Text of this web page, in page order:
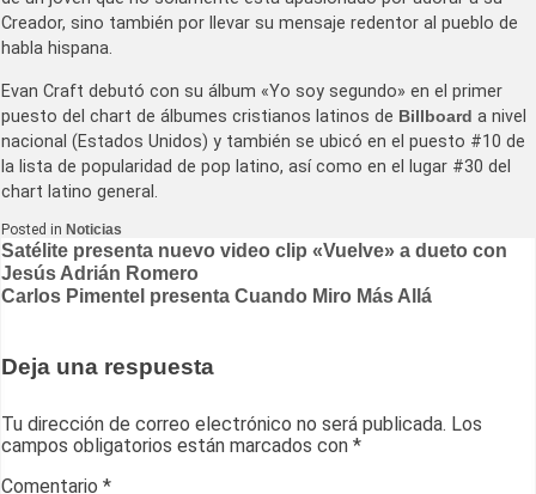
Creador, sino también por llevar su mensaje redentor al pueblo de
habla hispana.
Evan Craft debutó con su álbum «Yo soy segundo» en el primer
puesto del chart de álbumes cristianos latinos de Billboard a nivel
nacional (Estados Unidos) y también se ubicó en el puesto #10 de
la lista de popularidad de pop latino, así como en el lugar #30 del
chart latino general.
Posted in Noticias
Navegación
de
Satélite presenta nuevo video clip «Vuelve» a dueto con
Jesús Adrián Romero
Carlos Pimentel presenta Cuando Miro Más Allá
Deja una respuesta
Tu dirección de correo electrónico no será publicada. Los
campos obligatorios están marcados con *
Comentario *